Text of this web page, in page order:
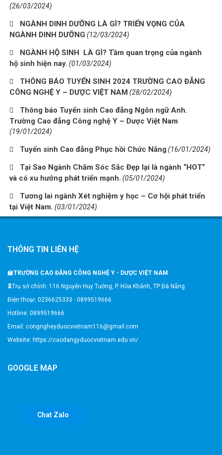
(26/03/2024)
NGÀNH DINH DƯỠNG LÀ GÌ? TRIỂN VỌNG CỦA
NGÀNH DINH DƯỠNG (12/03/2024)
NGÀNH HỘ SINH LÀ GÌ? Tầm quan trọng của ngành
hộ sinh hiện nay. (01/03/2024)
THÔNG BÁO TUYỂN SINH 2024 TRƯỜNG CAO ĐẲNG
CÔNG NGHỆ Y – DƯỢC VIỆT NAM (28/02/2024)
Thông báo Tuyển sinh Cao đẳng Ngôn ngữ Anh.
Trường Cao đẳng Công nghệ Y – Dược Việt Nam
(19/01/2024)
Tuyển sinh Cao đẳng Phục hồi Chức Năng (16/01/2024)
Tại Sao Ngành Chăm Sóc Sắc Đẹp lại là ngành “HOT”
và có xu hướng phát triển mạnh. (05/01/2024)
Tương lai ngành Xét nghiệm y học – Cơ hội phát triển
tại Việt Nam. (03/01/2024)
THÔNG TIN LIÊN HỆ
🏫TRƯỜNG CAO ĐẲNG CÔNG NGHỆ Y - DƯỢC VIỆT NAM
🎗️Trụ sở chính: 116 Nguyễn Huy Tưởng, P. Hòa Khánh, TP Đà Nẵng
Điện thoại: 0236625333 - 0899519666
Hotline: 0899519666
Email: congngheyduocvietnam116@gmail.com
Website: https://caodangyduocvietnam.edu.vn/
GOOGLE MAP
Chat Zalo